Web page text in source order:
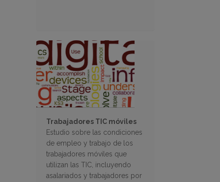
Trabajadores TIC móviles
Estudio sobre las condiciones
de empleo y trabajo de los
trabajadores móviles que
utilizan las TIC, incluyendo
asalariados y trabajadores por